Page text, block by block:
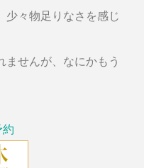
少々物足りなさを感じ
ませんが、なにかもう
約